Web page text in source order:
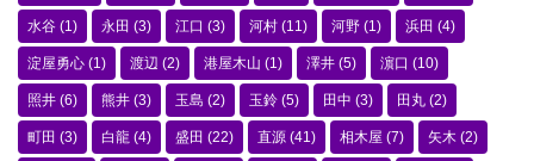
水谷 (1) 永田 (3) 江口 (3) 河村 (11) 河野 (1) 浜田 (4)
淀屋勇心 (1) 渡辺 (2) 港屋木山 (1) 澤井 (5) 濵口 (10)
照井 (6) 熊井 (3) 玉島 (2) 玉鈴 (5) 田中 (3) 田丸 (2)
町田 (3) 白龍 (4) 盛田 (22) 直源 (41) 相木屋 (7) 矢木 (2)